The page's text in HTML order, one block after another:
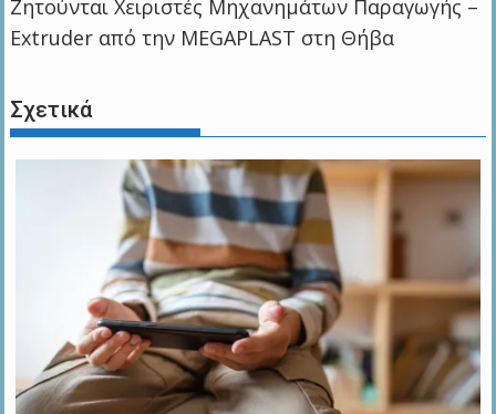
Zητούνται Χειριστές Μηχανημάτων Παραγωγής –
Extruder από την MEGAPLAST στη Θήβα
Σχετικά